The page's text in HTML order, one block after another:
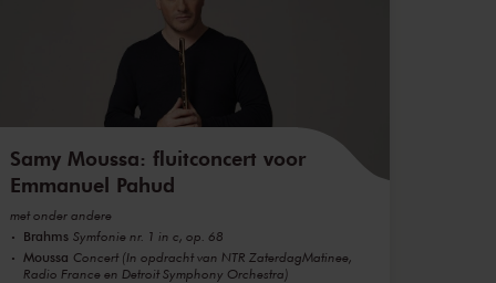
Samy Moussa: fluitconcert voor
Emmanuel Pahud
met onder andere
Brahms Symfonie nr. 1 in c, op. 68
Moussa Concert (In opdracht van NTR ZaterdagMatinee,
Radio France en Detroit Symphony Orchestra)